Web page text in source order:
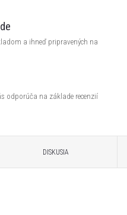
a ihneď pripravených na
odporúča na základe recenzií
DISKUSIA